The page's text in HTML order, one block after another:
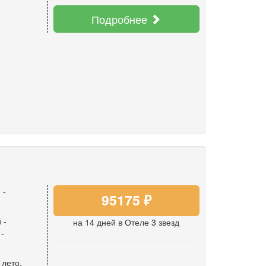
Подробнее
-
-
,
95175 ₽
на 14 дней в Отеле 3 звезд